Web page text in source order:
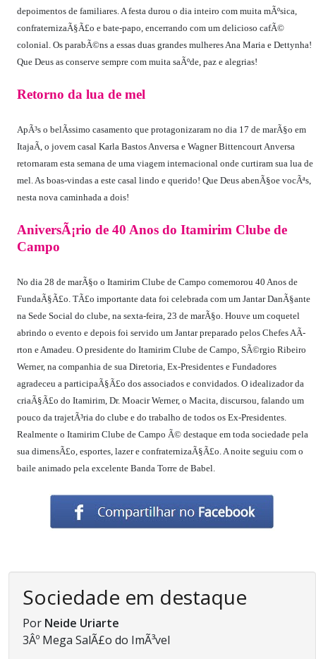
depoimentos de familiares. A festa durou o dia inteiro com muita mÃºsica,
confraternizaÃ§Ã£o e bate-papo, encerrando com um delicioso cafÃ©
colonial. Os parabÃ©ns a essas duas grandes mulheres Ana Maria e Dettynha!
Que Deus as conserve sempre com muita saÃºde, paz e alegrias!
Retorno da lua de mel
ApÃ³s o belÃ­ssimo casamento que protagonizaram no dia 17 de marÃ§o em
ItajaÃ­, o jovem casal Karla Bastos Anversa e Wagner Bittencourt Anversa
retornaram esta semana de uma viagem internacional onde curtiram sua lua de
mel. As boas-vindas a este casal lindo e querido! Que Deus abenÃ§oe vocÃªs,
nesta nova caminhada a dois!
AniversÃ¡rio de 40 Anos do Itamirim Clube de
Campo
No dia 28 de marÃ§o o Itamirim Clube de Campo comemorou 40 Anos de
FundaÃ§Ã£o. TÃ£o importante data foi celebrada com um Jantar DanÃ§ante
na Sede Social do clube, na sexta-feira, 23 de marÃ§o. Houve um coquetel
abrindo o evento e depois foi servido um Jantar preparado pelos Chefes AÃ­
rton e Amadeu. O presidente do Itamirim Clube de Campo, SÃ©rgio Ribeiro
Werner, na companhia de sua Diretoria, Ex-Presidentes e Fundadores
agradeceu a participaÃ§Ã£o dos associados e convidados. O idealizador da
criaÃ§Ã£o do Itamirim, Dr. Moacir Werner, o Macita, discursou, falando um
pouco da trajetÃ³ria do clube e do trabalho de todos os Ex-Presidentes.
Realmente o Itamirim Clube de Campo Ã© destaque em toda sociedade pela
sua dimensÃ£o, esportes, lazer e confraternizaÃ§Ã£o. A noite seguiu com o
baile animado pela excelente Banda Torre de Babel.
Sociedade em destaque
Por Neide Uriarte
3Âº Mega SalÃ£o do ImÃ³vel